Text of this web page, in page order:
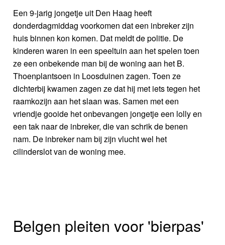
Een 9-jarig jongetje uit Den Haag heeft
donderdagmiddag voorkomen dat een inbreker zijn
huis binnen kon komen. Dat meldt de politie. De
kinderen waren in een speeltuin aan het spelen toen
ze een onbekende man bij de woning aan het B.
Thoenplantsoen in Loosduinen zagen. Toen ze
dichterbij kwamen zagen ze dat hij met iets tegen het
raamkozijn aan het slaan was. Samen met een
vriendje gooide het onbevangen jongetje een lolly en
een tak naar de inbreker, die van schrik de benen
nam. De inbreker nam bij zijn vlucht wel het
cilinderslot van de woning mee.
Belgen pleiten voor 'bierpas'